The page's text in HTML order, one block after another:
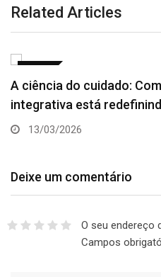
Related Articles
A ciência do cuidado:
integrativa está
13/03/2026
Deixe um comentário
O seu endereço
Campos